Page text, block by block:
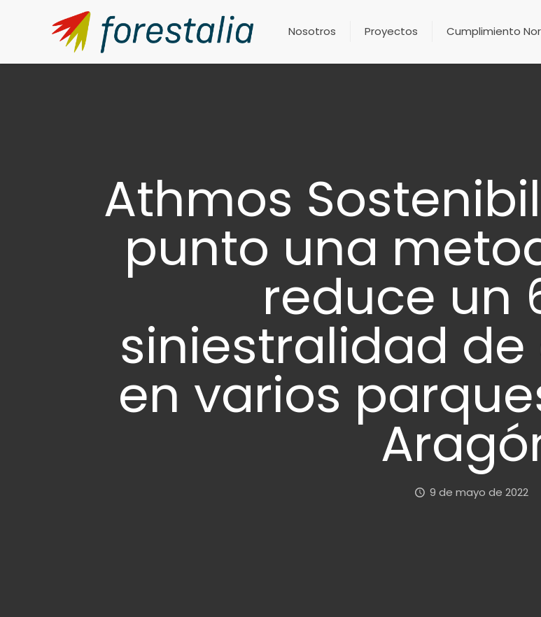
Nosotros Proyectos Cumplimiento
Athmos
punto una
reduce un
siniestralidad
en varios
9 de mayo de 2022